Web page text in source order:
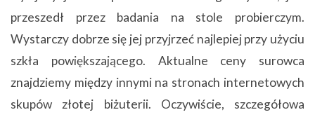
przeszedł przez badania na stole probierczym.
Wystarczy dobrze się jej przyjrzeć najlepiej przy użyciu
szkła powiększającego. Aktualne ceny surowca
znajdziemy między innymi na stronach internetowych
skupów złotej biżuterii. Oczywiście, szczegółowa